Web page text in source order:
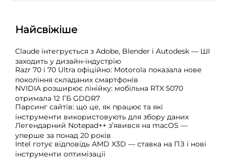
Найсвіжіше
Claude інтегрується з Adobe, Blender і Autodesk — ШІ
заходить у дизайн-індустрію
Razr 70 і 70 Ultra офіційно: Motorola показала нове
покоління складаних смартфонів
NVIDIA розширює лінійку: мобільна RTX 5070
отримала 12 ГБ GDDR7
Парсинг сайтів: що це, як працює та які
інструменти використовують для збору даних
Легендарний Notepad++ з’явився на macOS —
уперше за понад 20 років
Intel готує відповідь AMD X3D — ставка на ПЗ і нові
інструменти оптимізації